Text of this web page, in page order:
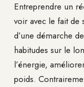
Entreprendre un
voir avec le fait de
d’une démarche
habitudes sur le
l’énergie,
poids.